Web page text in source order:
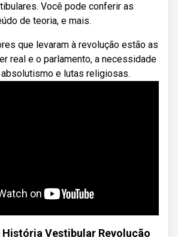
Você pode conferir as
de teoria, e mais.
que levaram à revolução estão as
real e o parlamento, a necessidade
e lutas religiosas.
História Vestibular Revolução